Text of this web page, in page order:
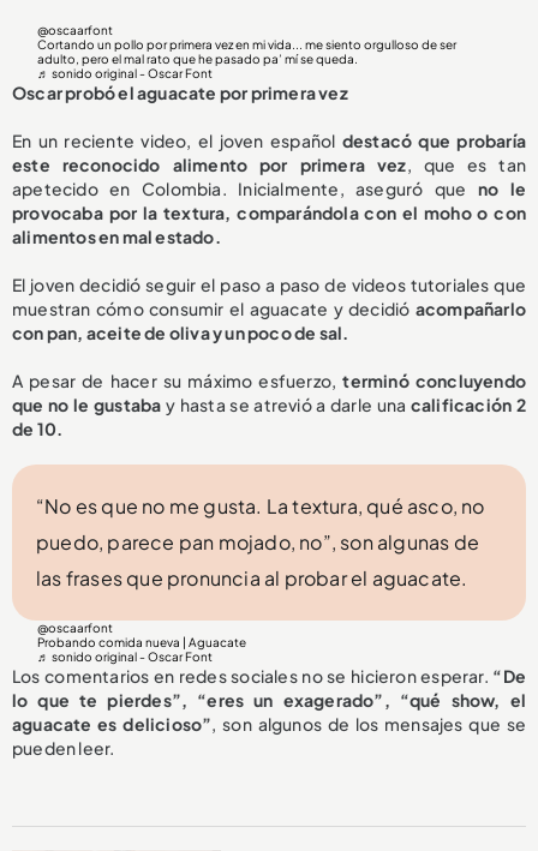
@oscaarfont
Cortando un pollo por primera vez en mi vida... me siento orgulloso de ser
adulto, pero el mal rato que he pasado pa’ mí se queda.
♬ sonido original - Oscar Font
Oscar probó el aguacate por primera vez
En un reciente video, el joven español destacó que probaría
este reconocido alimento por primera vez, que es tan
apetecido en Colombia. Inicialmente, aseguró que no le
provocaba por la textura, comparándola con el moho o con
alimentos en mal estado.
El joven decidió seguir el paso a paso de videos tutoriales que
muestran cómo consumir el aguacate y decidió acompañarlo
con pan, aceite de oliva y un poco de sal.
A pesar de hacer su máximo esfuerzo,terminó concluyendo
que no le gustabay hasta se atrevió a darle una calificación 2
de 10.
“No es que no me gusta. La textura, qué asco, no
puedo, parece pan mojado, no”, son algunas de
las frases que pronuncia al probar el aguacate.
@oscaarfont
Probando comida nueva | Aguacate
♬ sonido original - Oscar Font
Los comentarios en redes sociales no se hicieron esperar. “De
lo que te pierdes”, “eres un exagerado”, “qué show, el
aguacate es delicioso”, son algunos de los mensajes que se
pueden leer.